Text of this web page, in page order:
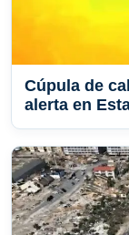
Cúpula de
alerta en